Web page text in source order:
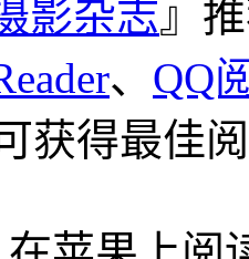
影杂志』
、 QQ
获得最佳